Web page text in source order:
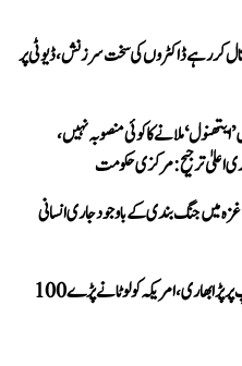
کر رہے ڈاکٹروں کی سخت سرزنش، ڈیوٹی پر
ملانے کا کوئی منصوبہ نہیں،
اعلیٰ ترجیح: مرکزی حکومت
میں جنگ بندی کے باوجود جاری انسانی
ٹیرف کا کھیل خود ٹرمپ پر پڑا بھاری، امریکہ کو لوٹانے پڑے 100